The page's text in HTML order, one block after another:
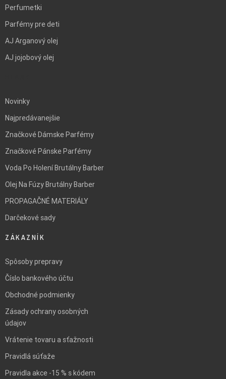
Perfumetki
Parfémy pre deti
AJ Arganový olej
AJ jojobový olej
Novinky
Najpredávanejšie
Značkové Dámske Parfémy
Značkové Pánske Parfémy
Voda Po Holení Brutálny Barber
Olej Na Fúzy Brutálny Barber
PROPAGAČNÉ MATERIÁLY
Darčekové sady
ZÁKAZNÍK
Spôsoby prepravy
Číslo bankového účtu
Obchodné podmienky
Zásady ochrany osobných
údajov
Vrátenie tovaru a sťažnosti
Pravidlá súťaže
Pravidla akce -15 % s kódem